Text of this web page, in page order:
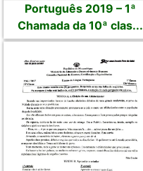
Português 2019 – 1ª
Chamada da 10ª clas...